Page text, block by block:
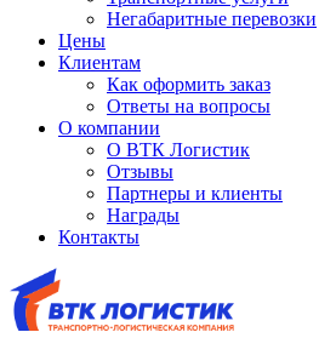
Негабаритные перевозки
Цены
Клиентам
Как оформить заказ
Ответы на вопросы
О компании
О ВТК Логистик
Отзывы
Партнеры и клиенты
Награды
Контакты